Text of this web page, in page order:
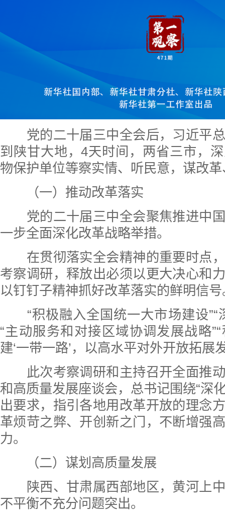
党的二十届三中全会后，习近平总
到陕甘大地，4天时间，两省三市，
物保护单位等察实情、听民意，谋改
（一）推动改革落实
党的二十届三中全会聚焦推进中国
一步全面深化改革战略举措。
在贯彻落实全会精神的重要时点，
考察调研，释放出必须以更大决心和
以钉钉子精神抓好改革落实的鲜明信号
“积极融入全国统一大市场建设”“
“主动服务和对接区域协调发展战略
建‘一带一路’，以高水平对外开放拓
此次考察调研和主持召开全面推动
和高质量发展座谈会，总书记围绕“深
出要求，指引各地用改革开放的理念
革烦苛之弊、开创新之门，不断增强
力。
（二）谋划高质量发展
陕西、甘肃属西部地区，黄河上中
不平衡不充分问题突出。